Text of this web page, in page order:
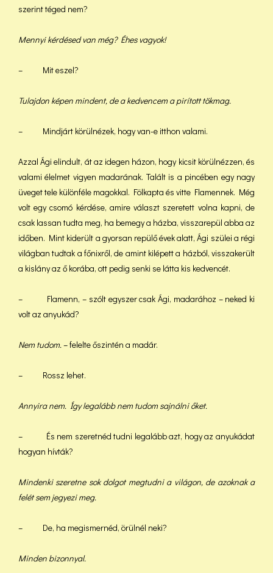
szerint téged nem?
Mennyi kérdésed van még? Éhes vagyok!
– Mit eszel?
Tulajdon képen mindent, de a kedvencem a pirított tökmag.
– Mindjárt körülnézek, hogy van-e itthon valami.
Azzal Ági elindult, át az idegen házon, hogy kicsit körülnézzen, és
valami élelmet vigyen madarának. Talált is a pincében egy nagy
üveget tele különféle magokkal. Fölkapta és vitte Flamennek. Még
volt egy csomó kérdése, amire választ szeretett volna kapni, de
csak lassan tudta meg, ha bemegy a házba, visszarepül abba az
időben. Mint kiderült a gyorsan repülő évek alatt, Ági szülei a régi
világban tudtak a főnixről, de amint kilépett a házból, visszakerült
a kislány az ő korába, ott pedig senki se látta kis kedvencét.
– Flamenn, – szólt egyszer csak Ági, madarához – neked ki
volt az anyukád?
Nem tudom.– felelte őszintén a madár.
– Rossz lehet.
Annyira nem. Így legalább nem tudom sajnálni őket.
– És nem szeretnéd tudni legalább azt, hogy az anyukádat
hogyan hívták?
Mindenki szeretne sok dolgot megtudni a világon, de azoknak a
felét sem jegyezi meg.
– De, ha megismernéd, örülnél neki?
Minden bizonnyal.